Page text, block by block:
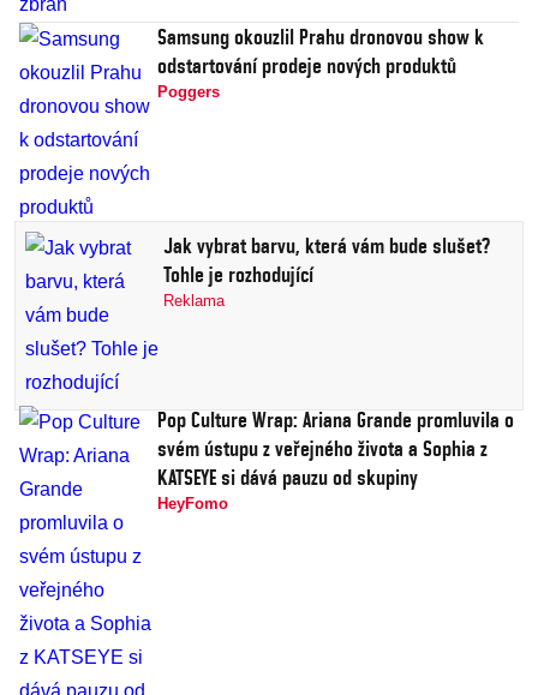
Samsung okouzlil Prahu dronovou show k
odstartování prodeje nových produktů
Poggers
Jak vybrat barvu, která vám bude slušet?
Tohle je rozhodující
Reklama
Pop Culture Wrap: Ariana Grande promluvila o
svém ústupu z veřejného života a Sophia z
KATSEYE si dává pauzu od skupiny
HeyFomo